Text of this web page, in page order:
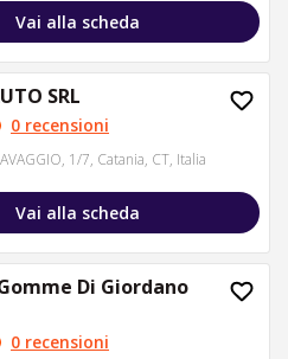
Vai alla scheda
SRL
0 recensioni
1/7, Catania, CT, Italia
Vai alla scheda
Di Giordano
0 recensioni